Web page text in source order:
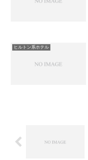
ヒルトン系ホテル